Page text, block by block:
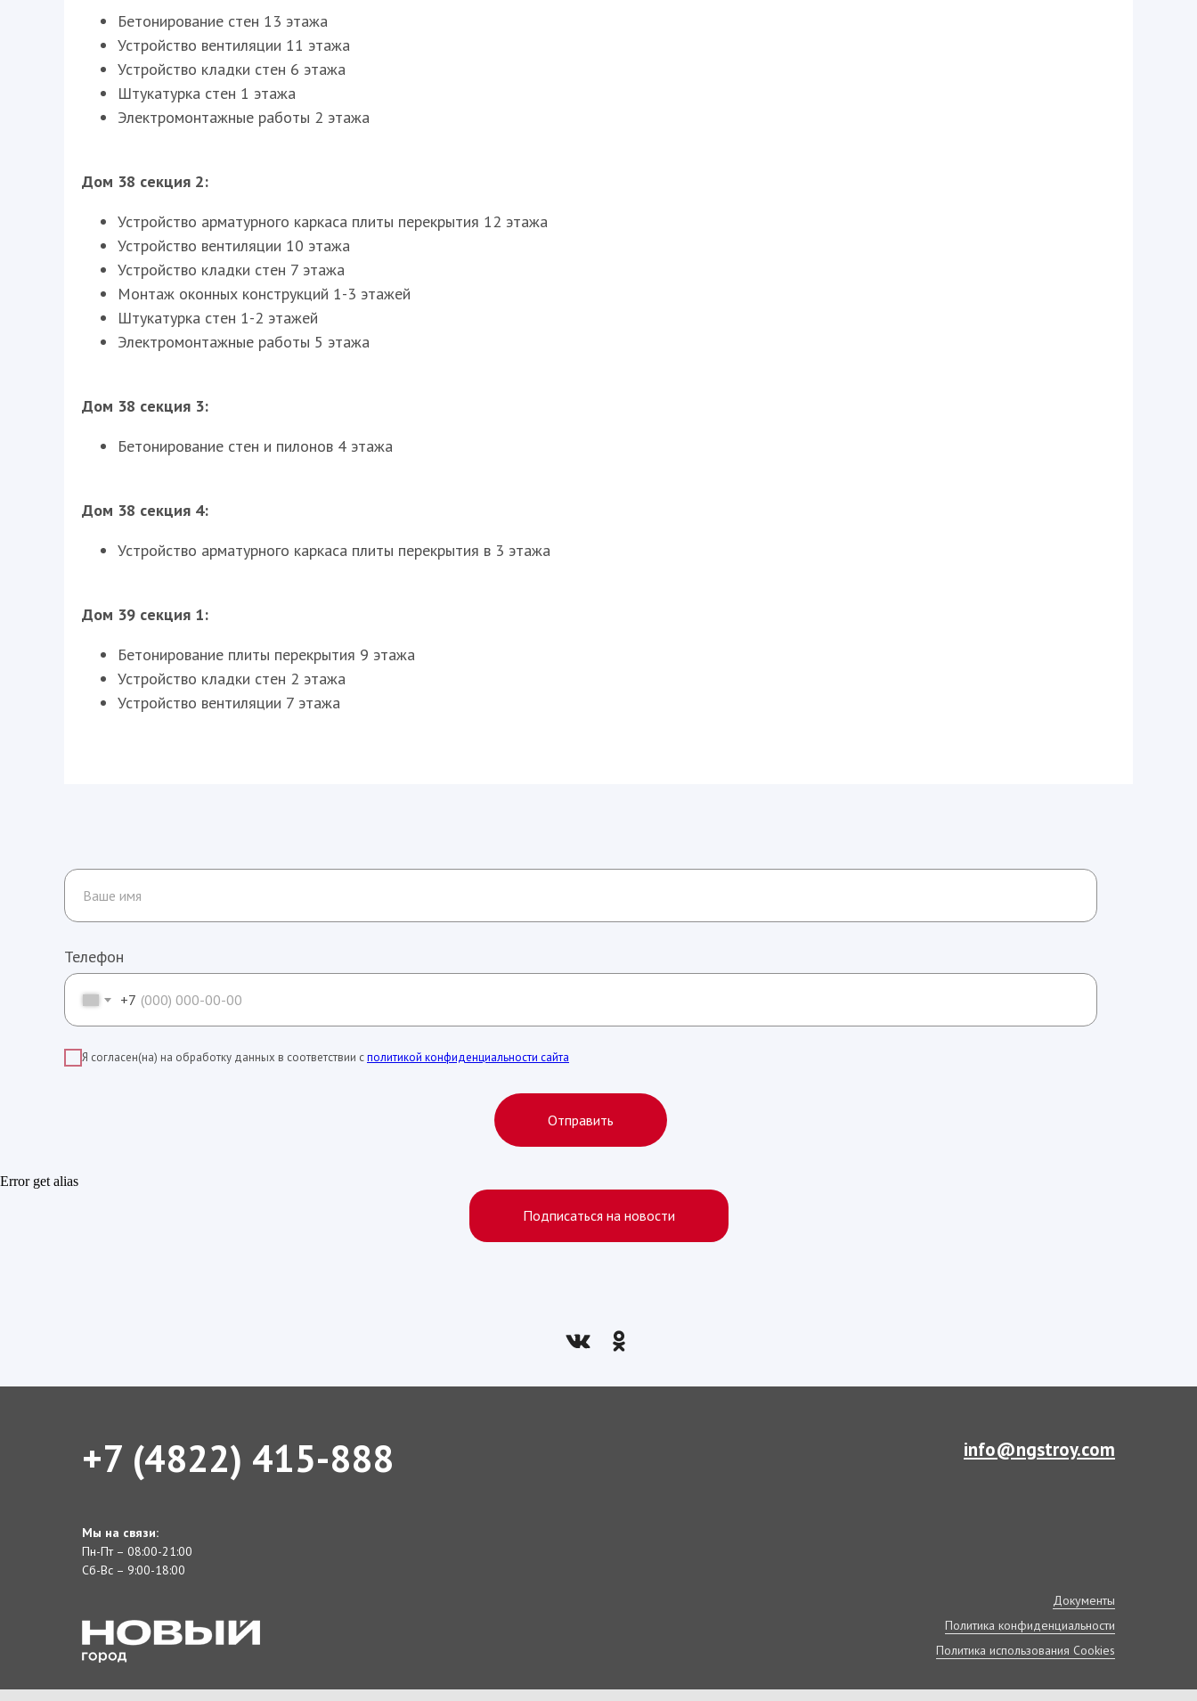
Бетонирование стен 13 этажа
Устройство вентиляции 11 этажа
Устройство кладки стен 6 этажа
Штукатурка стен 1 этажа
Электромонтажные работы 2 этажа
Дом 38 секция 2:
Устройство арматурного каркаса плиты перекрытия 12 этажа
Устройство вентиляции 10 этажа
Устройство кладки стен 7 этажа
Монтаж оконных конструкций 1-3 этажей
Штукатурка стен 1-2 этажей
Электромонтажные работы 5 этажа
Дом 38 секция 3:
Бетонирование стен и пилонов 4 этажа
Дом 38 секция 4:
Устройство арматурного каркаса плиты перекрытия в 3 этажа
Дом 39 секция 1:
Бетонирование плиты перекрытия 9 этажа
Устройство кладки стен 2 этажа
Устройство вентиляции 7 этажа
Телефон
+7
Я согласен(на) на обработку данных в соответствии сполитикой конфиденциальности сайта
Отправить
Error get alias
Подписаться на новости
+7 (4822) 415-888
Мы на связи:
Пн-Пт – 08:00-21:00
Сб-Вс – 9:00-18:00
info@ngstroy.com
Документы
Политика конфиденциальности
Политика использования Cookies